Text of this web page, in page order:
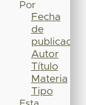
Por
Fecha
de
publicación
Autor
Título
Materia
Tipo